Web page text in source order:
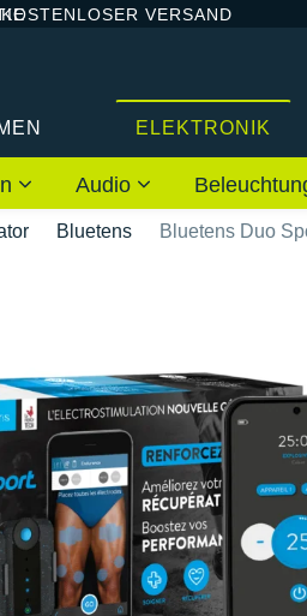
KOSTENLOSER VERSAND
ELEKTRONIK
Audio
Bluetens Bluetens Duo